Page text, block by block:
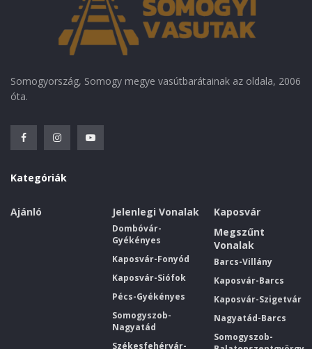
Somogyország, Somogy megye vasútbarátainak az oldala, 2006
óta.
Kategóriák
Ajánló Jelenlegi Vonalak
Dombóvár-
Gyékényes
Kaposvár-Fonyód
Kaposvár-Siófok
Pécs-Gyékényes
Somogyszob-
Nagyatád
Székesfehérvár-
Kaposvár
Megszűnt
Vonalak
Barcs-Villány
Kaposvár-Barcs
Kaposvár-Szigetvár
Nagyatád-Barcs
Somogyszob-